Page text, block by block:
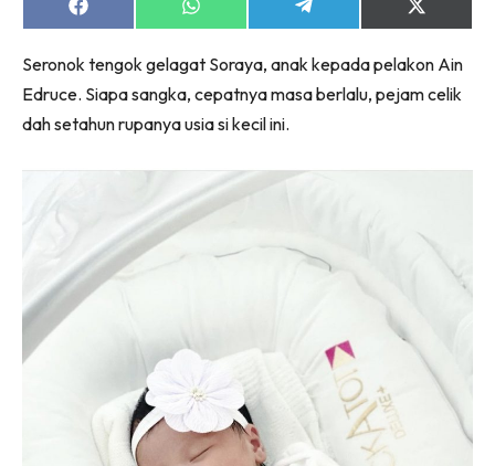
Share
on
Share
on
Share
on
Share
on
(Twitter)
Seronok tengok gelagat Soraya, anak kepada pelakon Ain
Edruce. Siapa sangka, cepatnya masa berlalu, pejam celik
dah setahun rupanya usia si kecil ini.